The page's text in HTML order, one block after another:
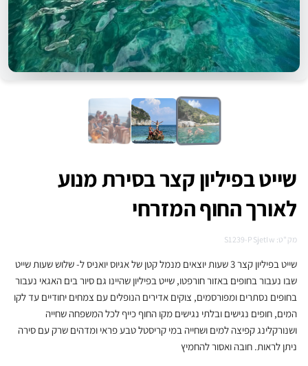
שייט בפיליון קצר בסירת מנוע
לאורך החוף המזרחי
מק"ט: S1239-PSjetIw
שייט בפיליון קצר 3 שעות יוצאים מנמל קטן של אגיוס יואניס ל- שלוש שעות שייט
שבו נעבור בחופים באזור חורפטו, שייט בפיליון שהיינו גם סיור בים האגאי נעבור
בחופים נסתרים ומפורסמים, צוקים אדירים הנופלים עם צמחים יחודיים עד לקו
המים, חופים נגישים ובלתי נגישים מקו החוף כייף לכל המשפחה שחייה
ושנורקלינג קפיצה למים ושחייה במי קריסטל טבע פראי ומדהים שרק עם סירה
ניתן לראות. חובה ואסור להחמיץ